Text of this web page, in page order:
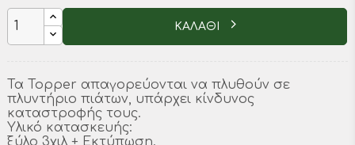
ΚΑΛΑΘΙ
Τα Topper απαγορεύονται να πλυθούν σε
πλυντήριο πιάτων, υπάρχει κίνδυνος
καταστροφής τους.
Υλικό κατασκευής:
ξύλο 3χιλ + Εκτύπωση.